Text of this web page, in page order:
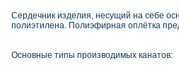
Сердечник изделия, несущий на себе
полиэтилена. Полиэфирная оплётка
Основные типы производимых канатов: